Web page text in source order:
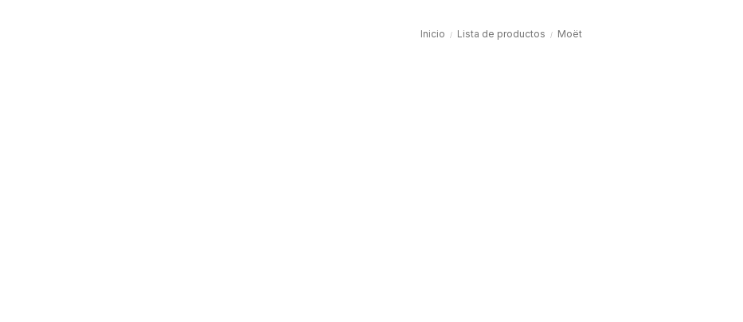
Inicio Lista de productos Moët